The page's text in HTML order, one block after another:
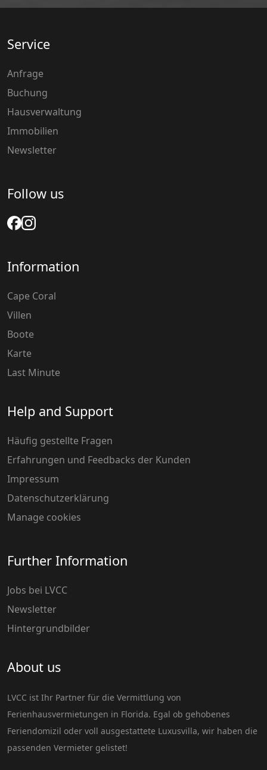
Service
Anfrage
Buchung
Hausverwaltung
Immobilien
Newsletter
Follow us
Information
Cape Coral
Villen
Boote
Karte
Last Minute
Help and Support
Häufig gestellte Fragen
Erfahrungen und Feedbacks der Kunden
Impressum
Datenschutzerklärung
Manage cookies
Further Information
Jobs bei LVCC
Newsletter
Hintergrundbilder
About us
LVCC ist Ihr Partner für die Vermittlung von
Ferienhausvermietungen in Florida. Egal ob gehobenes
Feriendomizil oder voll ausgestattete Luxusvilla, wir haben die
passenden Vermieter gelistet!